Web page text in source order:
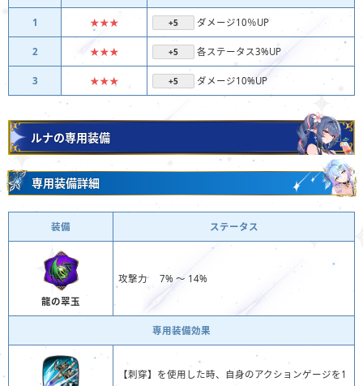
1 ★★★ +5 ダメージ10％UP
2 ★★★ +5 各ステータス3%UP
3 ★★★ +5 ダメージ10%UP
ルナの専用装備
専用装備詳細
装備 ステータス
龍の翠玉
攻撃力 7% 〜 14%
専用装備効果
【刺穿】を使用した時、自身のアクションゲージを1